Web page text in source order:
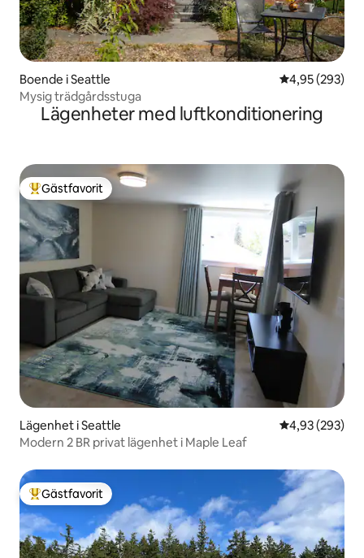
Boende i Seattle 4,95 av 5 i
4,95 (293)
Mysig trädgårdsstuga
Lägenheter med luftkonditionering
Populär gästfavorit
Gästfavorit
Lägenhet i Seattle 4,93 av 5 i
4,93 (293)
Modern 2 BR privat lägenhet i Maple Leaf
Populär gästfavorit
Gästfavorit